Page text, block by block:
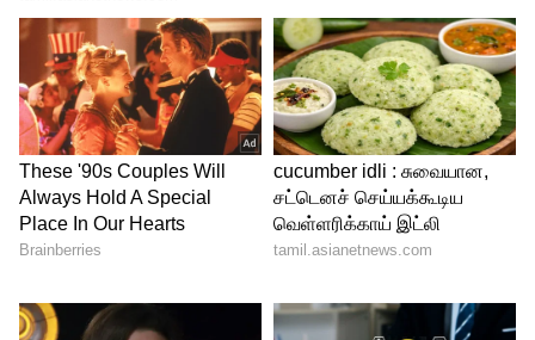
வடிவத்திலேயே இருக்கும். ரயில் பயணிகள்
இறங்கியவுடன், அயோத்தி கோயிலை
அடைந்த உணர்வைத் தரும் வகையில்
உருவாக்கப்படுகிறது.
LATEST VIDEOS